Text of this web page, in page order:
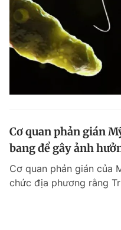
Cơ quan phản gián
bang để gây ảnh
Cơ quan phản gián của
chức địa phương rằng